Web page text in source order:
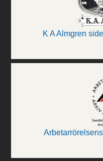
K A Almgren